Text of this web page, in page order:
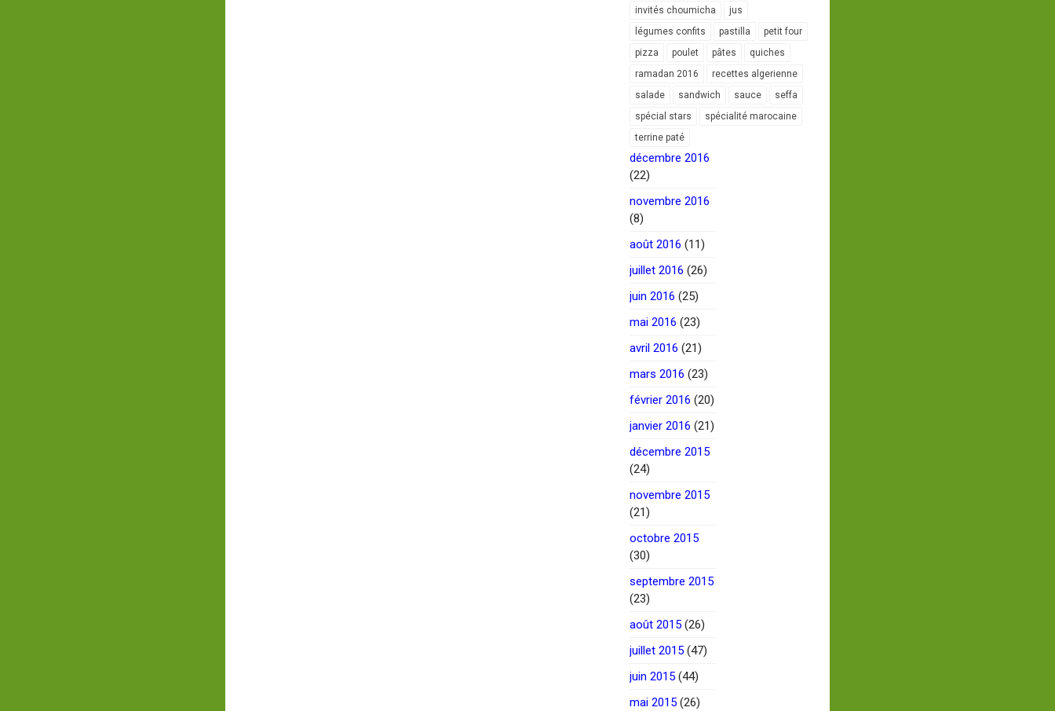
invités choumicha
jus
légumes confits
pastilla
petit four
pizza
poulet pâtes
quiches
ramadan 2016
recettes algerienne
salade
sandwich sauce
seffa
spécial stars
spécialité marocaine
terrine paté
décembre 2016
(22)
novembre 2016
(8)
août 2016 (11)
juillet 2016 (26)
juin 2016 (25)
mai 2016 (23)
avril 2016 (21)
mars 2016 (23)
février 2016 (20)
janvier 2016 (21)
décembre 2015
(24)
novembre 2015
(21)
octobre 2015
(30)
septembre 2015
(23)
août 2015 (26)
juillet 2015 (47)
juin 2015 (44)
mai 2015 (26)